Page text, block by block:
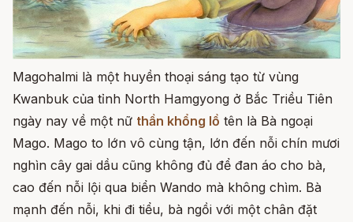
Magohalmi là một huyền thoại sáng tạo từ vùng
Kwanbuk của tỉnh North Hamgyong ở Bắc Triều Tiên
ngày nay về một nữ thần khổng lồ tên là Bà ngoại
Mago. Mago to lớn vô cùng tận, lớn đến nỗi chín mươi
nghìn cây gai dầu cũng không đủ để đan áo cho bà,
cao đến nỗi lội qua biển Wando mà không chìm. Bà
mạnh đến nỗi, khi đi tiểu, bà ngồi với một chân đặt